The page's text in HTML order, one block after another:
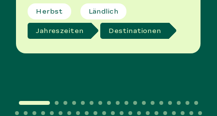
Herbst Ländlich
Jahreszeiten Destinationen